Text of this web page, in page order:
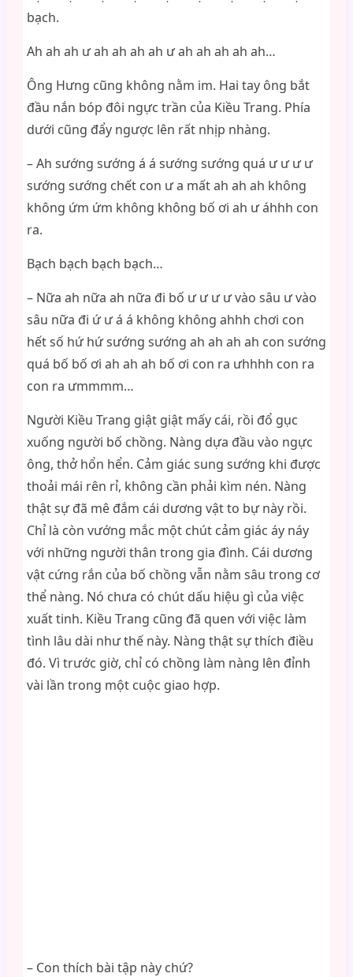
bạch.
Ah ah ah ư ah ah ah ah ư ah ah ah ah ah…
Ông Hưng cũng không nằm im. Hai tay ông bắt
đầu nắn bóp đôi ngực trần của Kiều Trang. Phía
dưới cũng đẩy ngược lên rất nhịp nhàng.
– Ah sướng sướng á á sướng sướng quá ư ư ư ư
sướng sướng chết con ư a mất ah ah ah không
không ứm ứm không không bố ơi ah ư áhhh con
ra.
Bạch bạch bạch bạch…
– Nữa ah nữa ah nữa đi bố ư ư ư ư vào sâu ư vào
sâu nữa đi ứ ư á á không không ahhh chơi con
hết số hứ hứ sướng sướng ah ah ah ah con sướng
quá bố bố ơi ah ah ah bố ơi con ra ưhhhh con ra
con ra ưmmmm…
Người Kiều Trang giật giật mấy cái, rồi đổ gục
xuống người bố chồng. Nàng dựa đầu vào ngực
ông, thở hổn hển. Cảm giác sung sướng khi được
thoải mái rên rỉ, không cần phải kìm nén. Nàng
thật sự đã mê đắm cái dương vật to bự này rồi.
Chỉ là còn vướng mắc một chút cảm giác áy náy
với những người thân trong gia đình. Cái dương
vật cứng rắn của bố chồng vẫn nằm sâu trong cơ
thể nàng. Nó chưa có chút dấu hiệu gì của việc
xuất tinh. Kiều Trang cũng đã quen với việc làm
tình lâu dài như thế này. Nàng thật sự thích điều
đó. Vì trước giờ, chỉ có chồng làm nàng lên đỉnh
vài lần trong một cuộc giao hợp.
– Con thích bài tập này chứ?